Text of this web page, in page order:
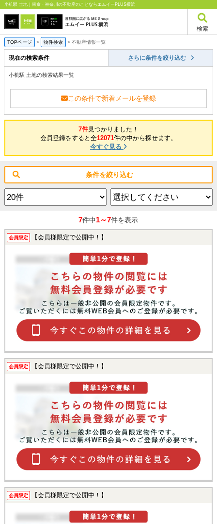
小机駅 土地｜東京・神奈川の不動産のことならエムイーPLUS横浜
検索
TOPページ > 物件検索 > 不動産情報一覧
現在の検索条件 さらに条件を絞り込む
小机駅 土地の検索結果一覧
この条件で新着メールを登録
7件見つかりました！
会員登録をすると全12071件の中から探せます。
今すぐ見る
条件を絞り込む
7件中1～7件を表示
会員限定 【会員様限定で公開中！】
会員限定 【会員様限定で公開中！】
会員限定 【会員様限定で公開中！】